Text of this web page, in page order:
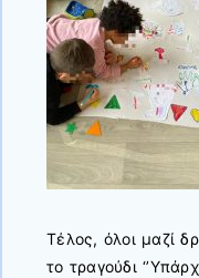
Τέλος, όλοι μαζί
το τραγούδι